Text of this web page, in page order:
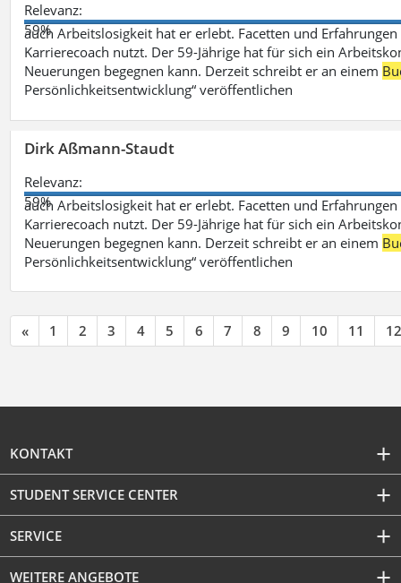
Relevanz:
59%
auch Arbeitslosigkeit hat er erlebt. Facetten und
Karrierecoach nutzt. Der 59-Jährige hat für sich ein
Neuerungen begegnen kann. Derzeit schreibt er an einem
Persönlichkeitsentwicklung“ veröffentlichen
Dirk Aßmann-Staudt
Relevanz:
59%
auch Arbeitslosigkeit hat er erlebt. Facetten und
Karrierecoach nutzt. Der 59-Jährige hat für sich ein
Neuerungen begegnen kann. Derzeit schreibt er an einem
Persönlichkeitsentwicklung“ veröffentlichen
« 1 2 3 4 5 6 7 8 9 10 11 12
KONTAKT
STUDENT SERVICE CENTER
SERVICE
WEITERE ANGEBOTE